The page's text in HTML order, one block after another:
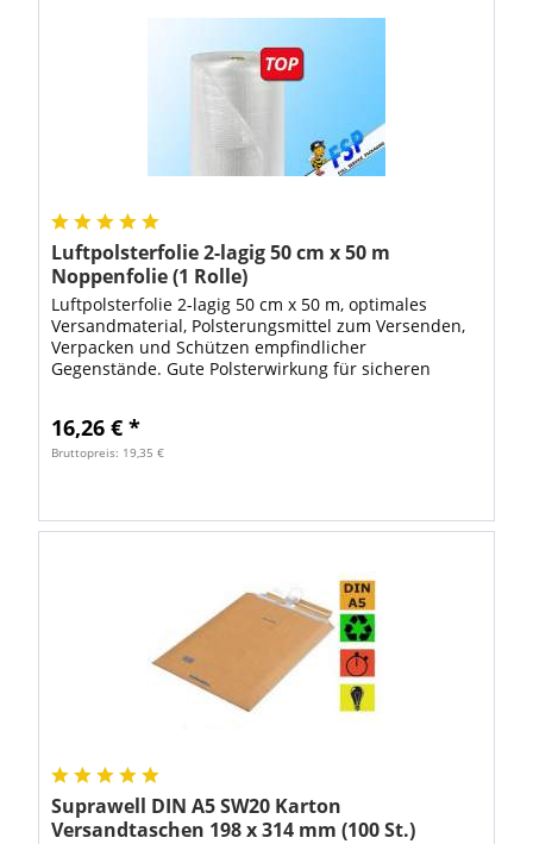
Luftpolsterfolie 2-lagig 50 cm x 50 m
Noppenfolie (1 Rolle)
Luftpolsterfolie 2-lagig 50 cm x 50 m, optimales
Versandmaterial, Polsterungsmittel zum Versenden,
Verpacken und Schützen empfindlicher
Gegenstände. Gute Polsterwirkung für sicheren
16,26 € *
Bruttopreis: 19,35 €
Suprawell DIN A5 SW20 Karton
Versandtaschen 198 x 314 mm (100 St.)